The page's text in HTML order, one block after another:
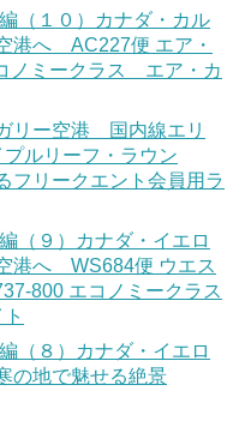
（１０）カナダ・カル
港へ AC227便 エア・
ノミークラス エア・カ
リー空港 国内線エリ
ルリーフ・ラウン
リークエント会員用ラ
（９）カナダ・イエロ
港へ WS684便 ウエス
800 エコノミークラス
（８）カナダ・イエロ
の地で魅せる絶景